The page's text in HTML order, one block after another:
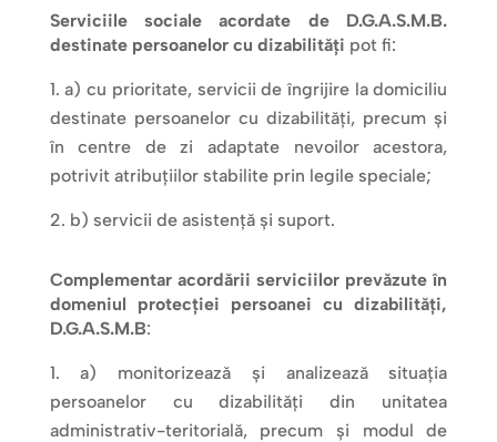
Serviciile sociale acordate de D.G.A.S.M.B.
destinate persoanelor cu dizabilități pot fi:
a) cu prioritate, servicii de îngrijire la domiciliu
destinate persoanelor cu dizabilități, precum și
în centre de zi adaptate nevoilor acestora,
potrivit atribuțiilor stabilite prin legile speciale;
b) servicii de asistență și suport.
Complementar acordării serviciilor prevăzute în
domeniul protecției persoanei cu dizabilități,
D.G.A.S.M.B:
a) monitorizează și analizează situația
persoanelor cu dizabilități din unitatea
administrativ-teritorială, precum și modul de